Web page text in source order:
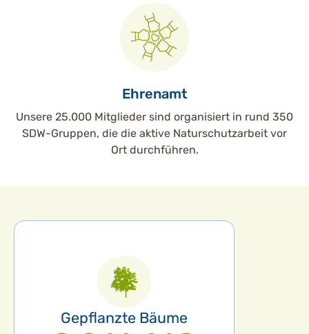
Ehrenamt
Unsere 25.000 Mitglieder sind organisiert in rund 350
SDW-Gruppen, die die aktive Naturschutzarbeit vor
Ort durchführen.